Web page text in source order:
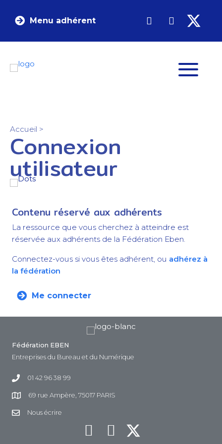
Menu adhérent
Accueil >
Connexion
utilisateur
Contenu réservé aux adhérents
La ressource que vous cherchez à atteindre est
réservée aux adhérents de la Fédération Eben.
Connectez-vous si vous êtes adhérent, ou adhérez à
la fédération
Me connecter
Fédération EBEN
Entreprises du Bureau et du Numérique
01 42 96 38 99
69 rue Ampère, 75017 PARIS
Nous écrire